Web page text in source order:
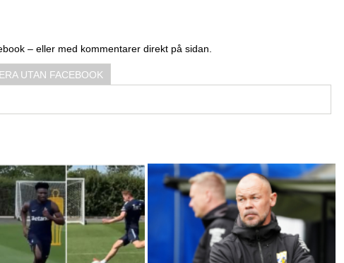
– eller med kommentarer direkt på sidan.
UTAN FACEBOOK